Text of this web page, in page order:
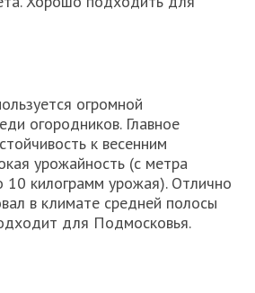
огромной
огородников. Главное
к весенним
урожайность (с метра
килограмм урожая). Отлично
в климате средней полосы
для Подмосковья.